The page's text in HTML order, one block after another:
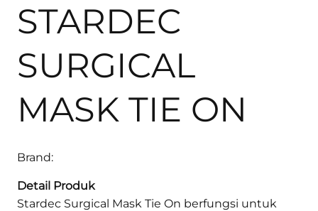
STARDEC
SURGICAL
MASK TIE ON
Brand:
Detail Produk
Stardec Surgical Mask Tie On berfungsi untuk